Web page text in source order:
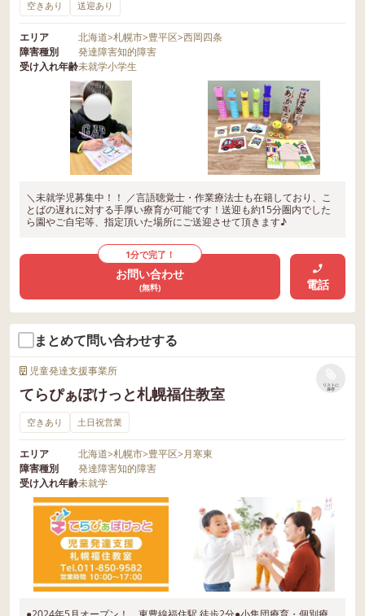
空きあり 送迎あり
エリア 北海道>札幌市>豊平区>西岡四条
障害種別
発達障害知的障害
受け入れ年齢未就学小学生
＼未就学児募集中！！ ／言語聴覚士・作業療法士も在籍しており、こ
とばの遅れに対する手厚い療育が可能です！送迎も約15分圏内でした
ら園やご自宅等、指定頂いた場所にご送迎させて頂きます♪
1分で完了！
お問い合わせ
(無料) 電話
まとめて問い合わせする
児童発達支援事業所
てらぴぁぽけっと札幌福住教室
リストに
保存
空きあり 土日祝営業
エリア 北海道>札幌市>豊平区>月寒東
障害種別
発達障害知的障害
受け入れ年齢未就学